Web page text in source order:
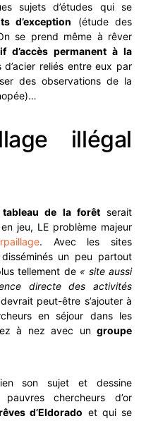
sujets d’études qui se
d’exception (étude des
se prend même à rêver
d’accès permanent à la
reliés entre eux par
des observations de la
illégal
tableau de la forêtserait
jeu, LE problème majeur
. Avec les sites
disséminés un peu partout
tellement de « site aussi
directe des activités
peut-être s’ajouter à
en séjour dans les
à nez avec un groupe
son sujet et dessine
chercheurs d’or
d’Eldorado et qui se